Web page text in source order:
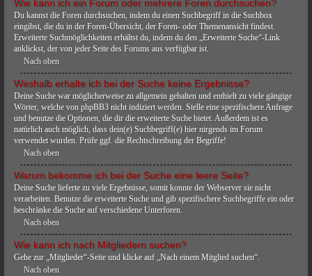
Wie kann ich ein Forum oder mehrere Foren durchsuchen?
Du kannst die Foren durchsuchen, indem du einen Suchbegriff in die Suchbox
eingibst, die du in der Foren-Übersicht, der Foren- oder Themenansicht findest.
Erweiterte Suchmöglichkeiten erhältst du, indem du den „Erweiterte Suche“-Link
anklickst, der von jeder Seite des Forums aus verfügbar ist.
Nach oben
Weshalb erhalte ich bei der Suche keine Ergebnisse?
Deine Suche war möglicherweise zu allgemein gehalten und enthielt zu viele gängige
Wörter, welche von phpBB3 nicht indiziert werden. Stelle eine spezifischere Anfrage
und benutze die Optionen, die dir die erweiterte Suche bietet. Außerdem ist es
natürlich auch möglich, dass dein(e) Suchbegriff(e) hier nirgends im Forum
verwendet wurden. Prüfe ggf. die Rechtschreibung der Begriffe!
Nach oben
Warum bekomme ich bei der Suche eine leere Seite?
Deine Suche lieferte zu viele Ergebnisse, somit konnte der Webserver sie nicht
verarbeiten. Benutze die erweiterte Suche und gib spezifischere Suchbegriffe ein oder
beschränke die Suche auf verschiedene Unterforen.
Nach oben
Wie kann ich nach Mitgliedern suchen?
Gehe zur „Mitglieder“-Seite und klicke auf „Nach einem Mitglied suchen“.
Nach oben